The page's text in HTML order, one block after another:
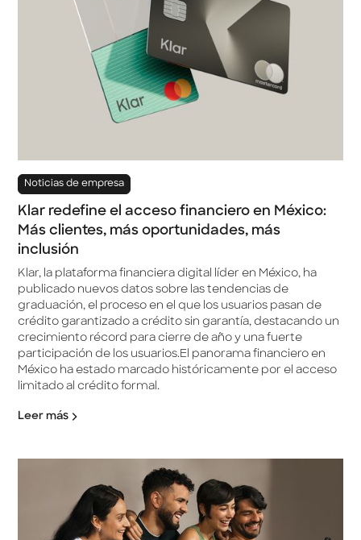
Noticias de empresa
Klar redefine el acceso financiero en México:
Más clientes, más oportunidades, más
inclusión
Klar, la plataforma financiera digital líder en México, ha
publicado nuevos datos sobre las tendencias de
graduación, el proceso en el que los usuarios pasan de
crédito garantizado a crédito sin garantía, destacando un
crecimiento récord para cierre de año y una fuerte
participación de los usuarios.El panorama financiero en
México ha estado marcado históricamente por el acceso
limitado al crédito formal.
Leer más